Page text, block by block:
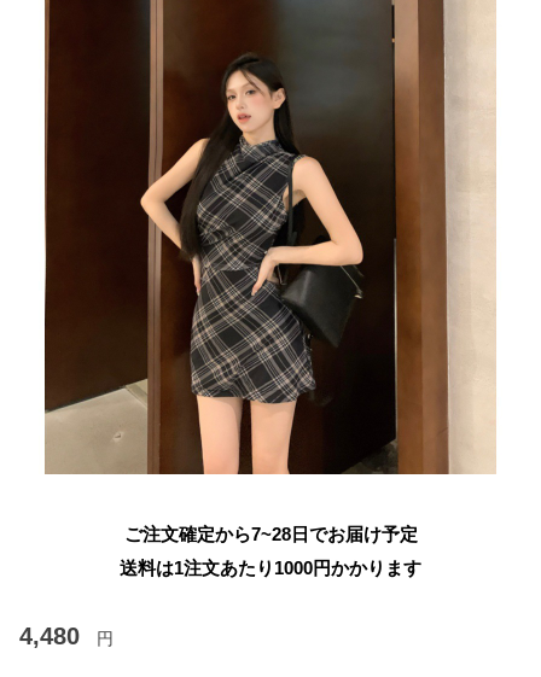
ご注文確定から7~28日でお届け予定
送料は1注文あたり 1000円かかります
4,480 円